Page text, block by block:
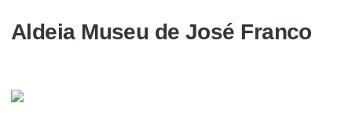
Aldeia Museu de José Franco